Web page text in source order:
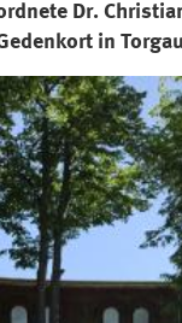
Dr.
in Torgau